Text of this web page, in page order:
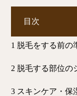
目次
1 脱毛をする前の
2 脱毛する部位の
3 スキンケア・保